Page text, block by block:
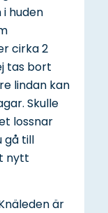
huden
cirka 2
tas bort
lindan kan
Skulle
lossnar
gå till
nytt
är